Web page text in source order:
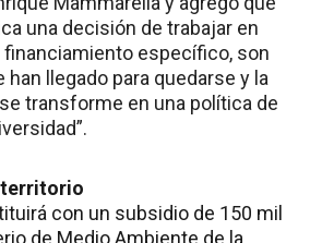
una decisión de trabajar en
específico, son
llegado para quedarse y la
transforme en una política de
territorio
con un subsidio de 150 mil
de Medio Ambiente de la